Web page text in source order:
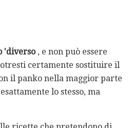
'diverso, e non può essere
certamente sostituire il
il panko nella maggior parte
lo stesso, ma